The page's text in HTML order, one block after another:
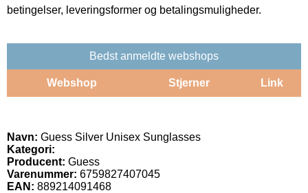
betingelser, leveringsformer og betalingsmuligheder.
Bedst anmeldte webshops
Webshop Stjerner Link
Navn: Guess Silver Unisex Sunglasses
Kategori:
Producent: Guess
Varenummer: 6759827407045
EAN: 889214091468